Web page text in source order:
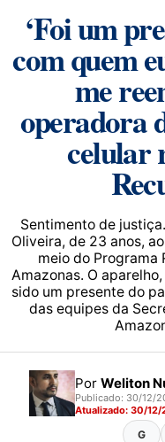
‘Foi um
com quem
me
operadora
celular
Sentimento de
Oliveira, de 23 anos,
meio do Programa
Amazonas. O
sido um presente do
das equipes da
Por Weliton
Publicado: 30/12/
Atualizado: 30/12/
G